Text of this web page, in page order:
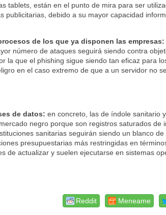
tablets, están en el punto de mira para ser
publicitarias, debido a su mayor capacidad
de los que ya disponen las
número de ataques seguirá siendo contra
la que el phishing sigue siendo tan eficaz para
en el caso extremo de que a un servidor no
de datos:en concreto, las de índole sanitario
negro porque son registros saturados de
sanitarias seguirán siendo un blanco
presupuestarias más restringidas en
de actualizar y suelen ejecutarse en sistemas
Meneame
Reddit